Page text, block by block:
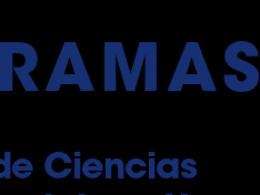
Ciencias